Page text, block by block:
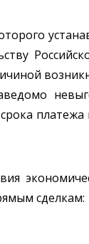
платежа
сделкам: